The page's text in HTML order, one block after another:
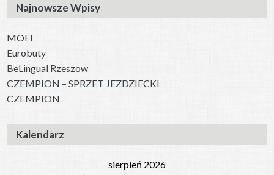
Najnowsze Wpisy
MOFI
Eurobuty
BeLingual Rzeszow
CZEMPION – SPRZET JEZDZIECKI
CZEMPION
Kalendarz
sierpień 2026